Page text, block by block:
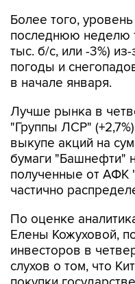
Более того,
последнюю неделю
тыс. б/с, или -3%)
погоды и
в начале января.
Лучше рынка в
"Группы ЛСР"
выкупе акций на
бумаги "Башнефти"
полученные от АФК
частично
По оценке
Елены Кожуховой,
инвесторов в
слухов о том, что